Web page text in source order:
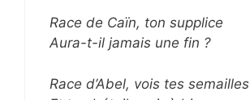
Race de Caïn, ton supplice
Aura-t-il jamais une fin ?
Race d’Abel, vois tes semailles